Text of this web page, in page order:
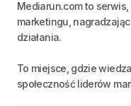
Mediarun.com to
marketingu,
działania.
To miejsce, gdzie
społeczność liderów